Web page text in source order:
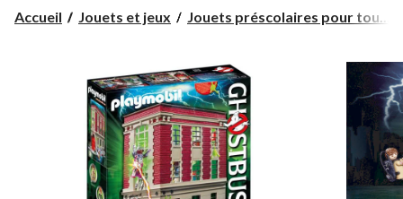
Accueil Jouets et jeux Jouets préscolaires pour tou...